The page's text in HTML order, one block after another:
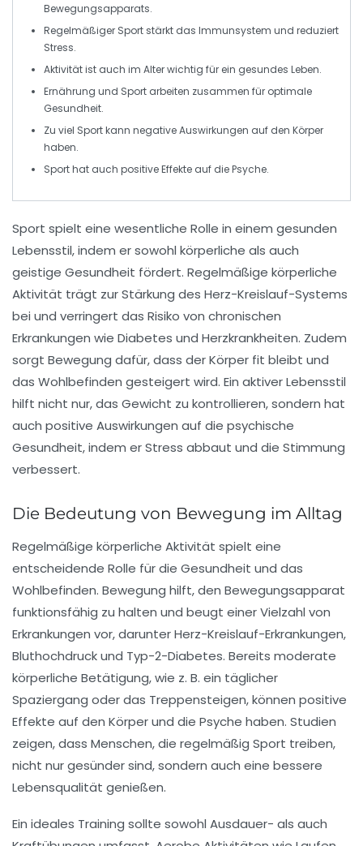
Bewegungsapparats.
Regelmäßiger Sport stärkt das Immunsystem und reduziert
Stress.
Aktivitätist auch im Alter wichtig für ein gesundes Leben.
Ernährung und Sport arbeiten zusammen für optimale
Gesundheit.
Zu viel Sportkann negative Auswirkungen auf den Körper
haben.
Sporthat auch positive Effekte auf diePsyche.
Sport spielt eine wesentliche Rolle in einem gesunden
Lebensstil, indem er sowohl körperliche als auch
geistige Gesundheit fördert. Regelmäßige körperliche
Aktivität trägt zur Stärkung des Herz-Kreislauf-Systems
bei und verringert das Risiko von chronischen
Erkrankungen wie Diabetes und Herzkrankheiten. Zudem
sorgt Bewegung dafür, dass der Körper fit bleibt und
das Wohlbefinden gesteigert wird. Ein aktiver Lebensstil
hilft nicht nur, das Gewicht zu kontrollieren, sondern hat
auch positive Auswirkungen auf die psychische
Gesundheit, indem er Stress abbaut und die Stimmung
verbessert.
Die Bedeutung von Bewegung im Alltag
Regelmäßige körperliche Aktivität spielt eine
entscheidende Rolle für die Gesundheit und das
Wohlbefinden. Bewegung hilft, den Bewegungsapparat
funktionsfähig zu halten und beugt einer Vielzahl von
Erkrankungen vor, darunterHerz-Kreislauf-Erkrankungen,
Bluthochdruckund Typ-2-Diabetes. Bereits moderate
körperliche Betätigung, wie z. B. ein täglicher
Spaziergang oder das Treppensteigen, können positive
Effekte auf den Körper und die Psyche haben. Studien
zeigen, dass Menschen, die regelmäßig Sport treiben,
nicht nur gesünder sind, sondern auch eine bessere
Lebensqualität genießen.
Ein ideales Training sollte sowohl Ausdauer- als auch